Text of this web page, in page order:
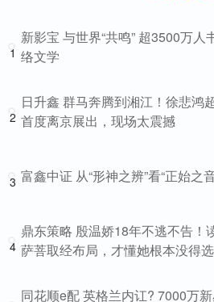
1
新影宝 与世界“共鸣” 超3500万人
络文学
2
日升鑫 群马奔腾到湘江！徐悲鸿
首度离京展出，现场太震撼
3 富鑫中证 从“形神之辨”看“正始之
4
鼎东策略 殷温娇18年不逃不告！
萨菩取经布局，才懂她根本没得选
同花顺e配 英格兰内讧? 7000万